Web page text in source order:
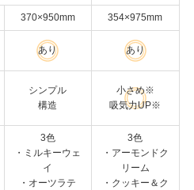
370×950mm 354×975mm
あり あり
シンプル
構造
小さめ※
吸気力UP※
3色
・ミルキーウェ
イ
・オーツラテ
3色
・アーモンドク
リーム
・クッキー＆ク